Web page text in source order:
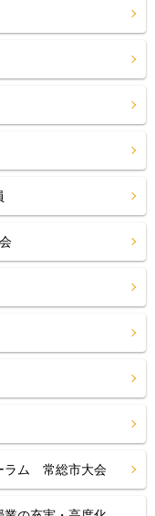
ラム 常総市大会